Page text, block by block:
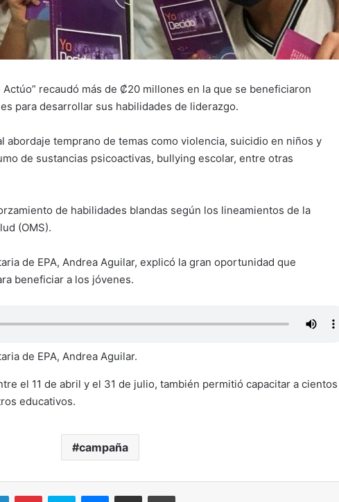
Actúo” recaudó más de ₡20 millones en la que se beneficiaron
para desarrollar sus habilidades de liderazgo.
abordaje temprano de temas como violencia, suicidio en niños y
de sustancias psicoactivas, bullying escolar, entre otras
de habilidades blandas según los lineamientos de la
(OMS).
de EPA, Andrea Aguilar, explicó la gran oportunidad que
beneficiar a los jóvenes.
de EPA, Andrea Aguilar.
el 11 de abril y el 31 de julio, también permitió capacitar a cientos
educativos.
campaña
LinkedInPinterestSkype MessengerCompartir por correo electrónicoImprimir